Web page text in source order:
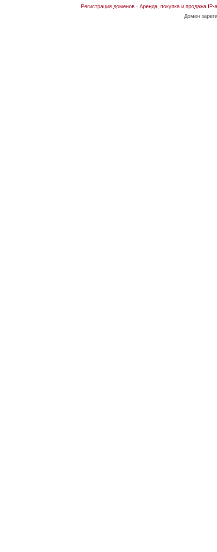
Регистрация доменов· Аренда, покупка и продажа IP-
Домен